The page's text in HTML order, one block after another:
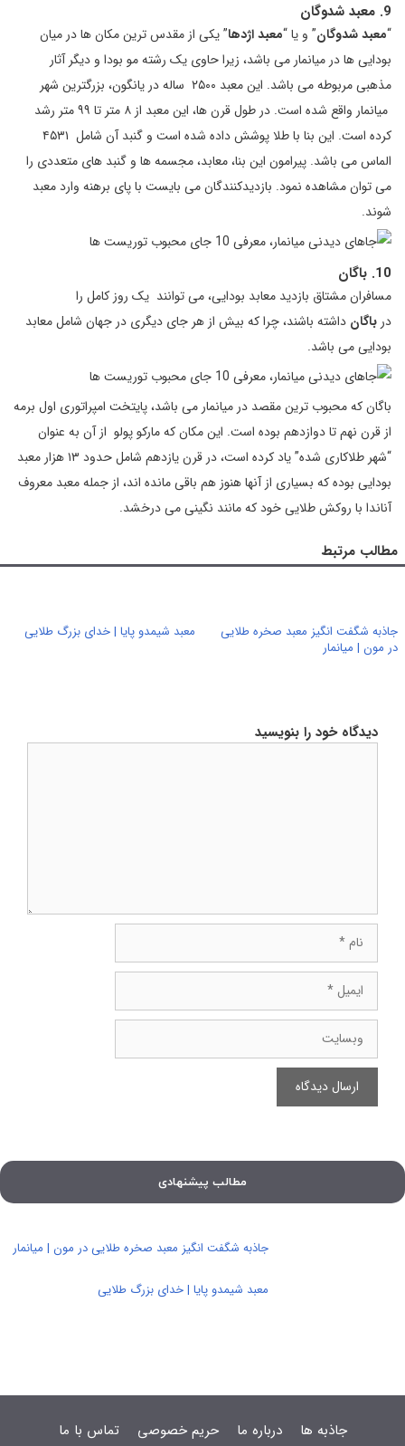
9. معبد شدوگان
“معبد شدوگان” و یا “معبد اژدها” یکی از مقدس ترین مکان ها در میان
بودایی ها در میانمار می باشد، زیرا حاوی یک رشته مو بودا و دیگر آثار
مذهبی مربوطه می باشد. این معبد ۲۵۰۰ ساله در یانگون، بزرگترین شهر
میانمار واقع شده است. در طول قرن ها، این معبد از ۸ متر تا ۹۹ متر رشد
کرده است. این بنا با طلا پوشش داده شده است و گنبد آن شامل ۴۵۳۱
الماس می باشد. پیرامون این بنا، معابد، مجسمه ها و گنبد های متعددی را
می توان مشاهده نمود. بازدیدکنندگان می بایست با پای برهنه وارد معبد
شوند.
10. باگان
مسافران مشتاق بازدید معابد بودایی، می توانند یک روز کامل را
در باگان داشته باشند، چرا که بیش از هر جای دیگری در جهان شامل معابد
بودایی می باشد.
باگان که محبوب ترین مقصد در میانمار می باشد، پایتخت امپراتوری اول برمه
از قرن نهم تا دوازدهم بوده است. این مکان که مارکو پولو از آن به عنوان
“شهر طلاکاری شده” یاد کرده است، در قرن یازدهم شامل حدود ۱۳ هزار معبد
بودایی بوده که بسیاری از آنها هنوز هم باقی مانده اند، از جمله معبد معروف
آناندا با روکش طلایی خود که مانند نگینی می درخشد.
مطالب مرتبط
جاذبه شگفت انگیز معبد صخره طلایی
در مون | میانمار
معبد شیمدو پایا | خدای بزرگ طلایی
دیدگاه خود را بنویسید
ایمیل
وبسایت
مطالب پیشنهادی
جاذبه شگفت انگیز معبد صخره طلایی در مون | میانمار
معبد شیمدو پایا | خدای بزرگ طلایی
جاذبه ها درباره ما حریم خصوصی تماس با ما